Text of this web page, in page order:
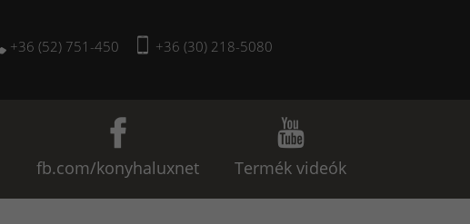
+36 (52) 751-450 +36 (30) 218-5080
fb.com/konyhaluxnet Termék videók